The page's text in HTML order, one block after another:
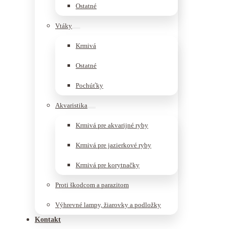
Ostatné
Vtáky
Krmivá
Ostatné
Pochúťky
Akvaristika
Krmivá pre akvarijné ryby
Krmivá pre jazierkové ryby
Krmivá pre korytnačky
Proti škodcom a parazitom
Výhrevné lampy, žiarovky a podložky
Kontakt